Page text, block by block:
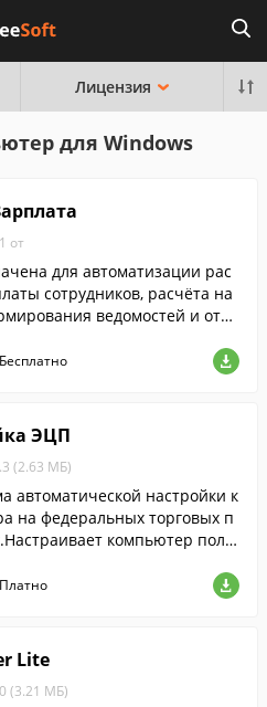
Лицензия
для Windows
от
для автоматизации рас
сотрудников, расчёта на
ведомостей и отчё
и надёжностью.
Бесплатно
ЭЦП
(2.63 МБ)
автоматической настройки к
на федеральных торговых п
компьютер поль
ФЗ.
Платно
Lite
(3.21 МБ)